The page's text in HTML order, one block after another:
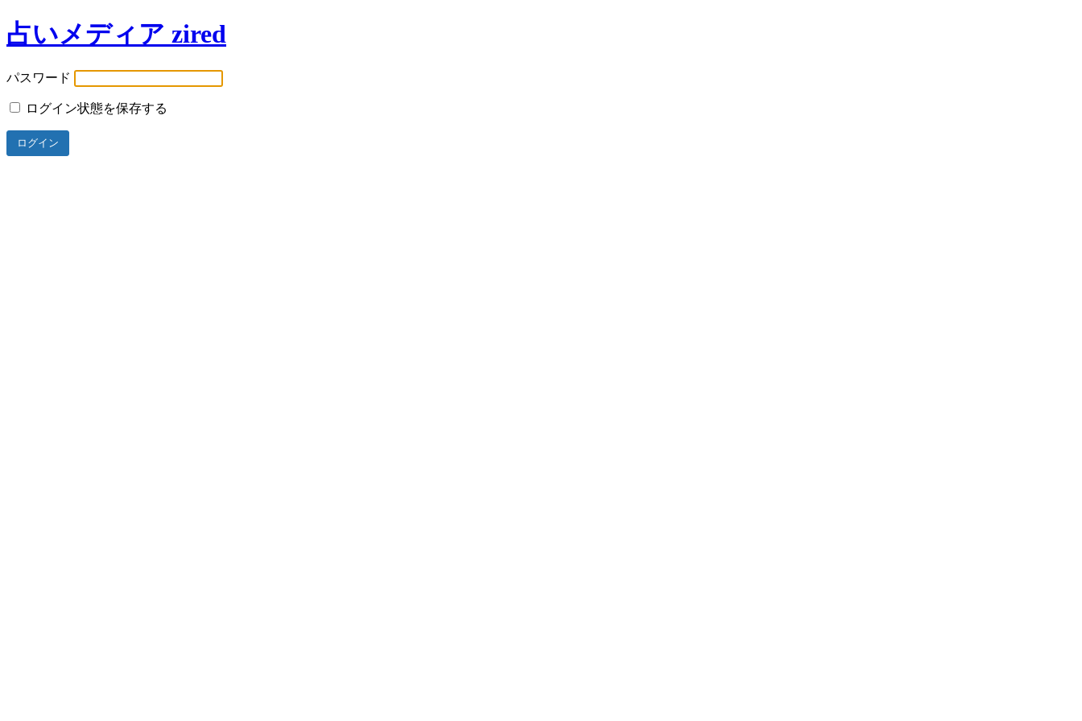
占いメディア zired
パスワード
ログイン状態を保存する